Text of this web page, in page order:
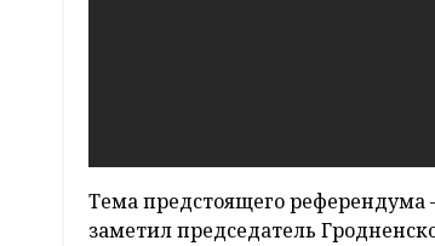
Тема предстоящего референдума
заметил председатель